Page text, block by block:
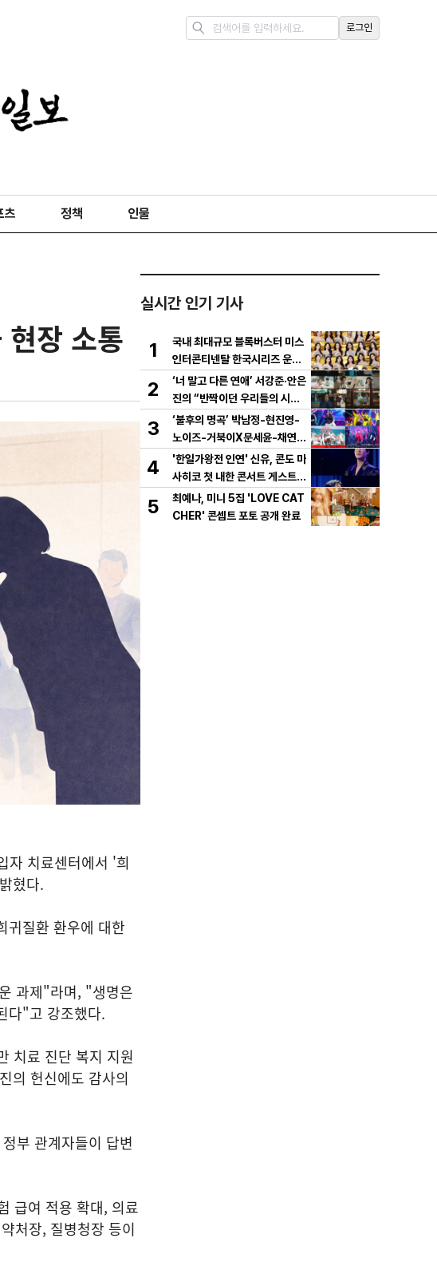
로그인
츠 정책 인물
장 소통
자 치료센터에서 '희
혔다.
귀질환 환우에 대한
과제"라며, "생명은
다"고 강조했다.
치료 진단 복지 지원
의 헌신에도 감사의
부 관계자들이 답변
급여 적용 확대, 의료
처장, 질병청장 등이
실시간 인기 기사
1
국내 최대규모 블록버스터 미스
인터콘티넨탈 한국시리즈 운용
개시!
2
‘너 말고 다른 연애’ 서강준·안은
진의 “반짝이던 우리들의 시간”
10년 사랑 서사 드러났다! 1차
설렘 티저 영상 공개!
3
‘불후의 명곡’ 박남정-현진영-
노이즈-거북이X문세윤-채연,
이번엔 댄스 배틀이다! X세대
댄스 레전드 총출동! 댄스 본능
깨운다!
4
'한일가왕전 인연' 신유, 콘도 마
사히코 첫 내한 콘서트 게스트
지원사격! 깜짝 듀엣 '감동'
5
최예나, 미니 5집 'LOVE CAT
CHER' 콘셉트 포토 공개 완료